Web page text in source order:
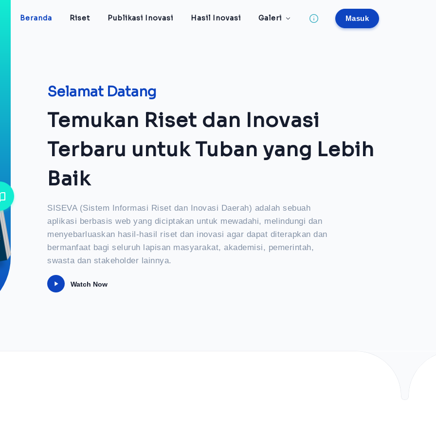
Masuk
Beranda Riset Publikasi Inovasi Hasil Inovasi Galeri
Selamat Datang
Temukan Riset dan Inovasi
Terbaru untuk Tuban yang Lebih
Baik
SISEVA (Sistem Informasi Riset dan Inovasi Daerah) adalah sebuah
aplikasi berbasis web yang diciptakan untuk mewadahi, melindungi dan
menyebarluaskan hasil-hasil riset dan inovasi agar dapat diterapkan dan
bermanfaat bagi seluruh lapisan masyarakat, akademisi, pemerintah,
swasta dan stakeholder lainnya.
Watch Now